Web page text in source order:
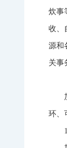
炊事
收、
源和
关事
环、